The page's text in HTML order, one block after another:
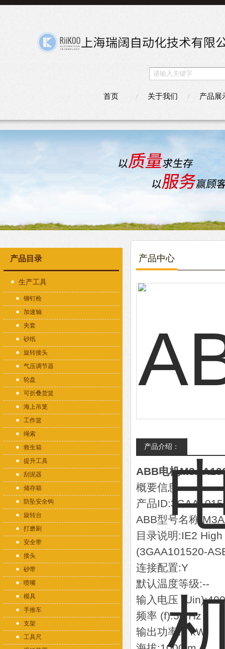
首页 关于我们 产品展
产品目录
生产工具
铆钉枪
加速轴
夹套
砂纸
旋转接头
气压调节器
轮盘
可折叠货篮
海上吊笼
工作篮
绳索
救生箱
提升工具
刮泥器
储存箱
防坠安全钩
旋转台
打磨刷
安全带
接头
砂带
喷嘴
模具
手推车
支架
工具尺
产品中心
产品介绍：
ABB电机
概要信息
产品
ABB型号名称
目录说明:IE2
(3GAA101520-
连接配置:Y
默认温度等级:--
输入电压
频率 (f):50 Hz
输出功率:3 kW